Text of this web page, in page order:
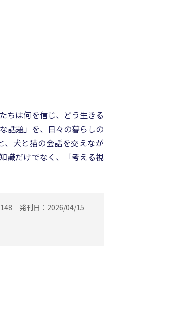
ちは何を信じ、どう生きる
話題」を、日々の暮らしの
、犬と猫の会話を交えなが
識だけでなく、「考える視
発刊日：2026/04/15